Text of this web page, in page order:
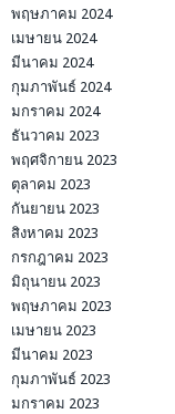
พฤษภาคม 2024
เมษายน 2024
มีนาคม 2024
กุมภาพันธ์ 2024
มกราคม 2024
ธันวาคม 2023
พฤศจิกายน 2023
ตุลาคม 2023
กันยายน 2023
สิงหาคม 2023
กรกฎาคม 2023
มิถุนายน 2023
พฤษภาคม 2023
เมษายน 2023
มีนาคม 2023
กุมภาพันธ์ 2023
มกราคม 2023